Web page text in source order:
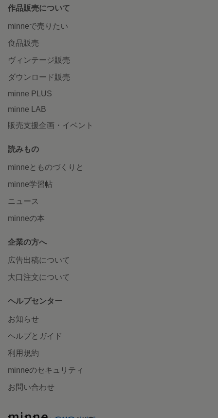
作品販売について
minneで売りたい
食品販売
ヴィンテージ販売
ダウンロード販売
minne PLUS
minne LAB
販売支援企画・イベント
読みもの
minneとものづくりと
minne学習帖
ニュース
minneの本
企業の方へ
広告出稿について
大口注文について
ヘルプセンター
お知らせ
ヘルプとガイド
利用規約
minneのセキュリティ
お問い合わせ